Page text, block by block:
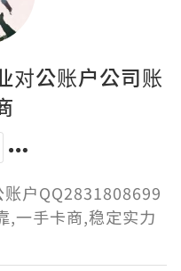
对公账户公司账
户QQ2831808699
,一手卡商,稳定实力